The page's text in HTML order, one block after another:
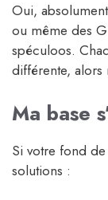
Oui,
ou même des
spéculoos.
différente, alors
Ma base
Si votre fond
solutions :